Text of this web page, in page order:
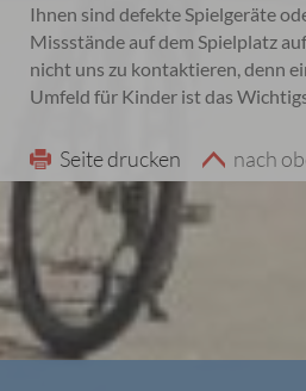
Ihnen sind defekte Spielgeräte
Missstände auf dem Spielplatz
nicht uns zu kontaktieren, denn
Umfeld für Kinder ist das
Seite drucken nach